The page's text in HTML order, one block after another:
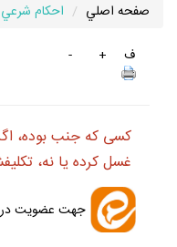
صفحه اصلي احكام شرعي
ف
+
-
كسى كه جنب بوده،
غسل كرده يا نه،
جهت عضويت در